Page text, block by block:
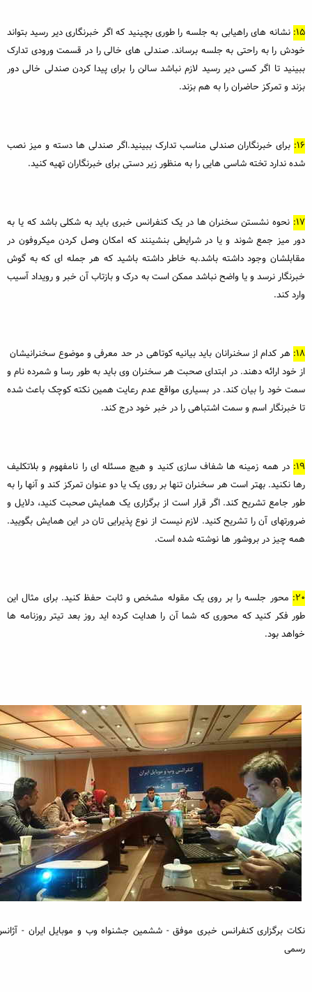
15: نشانه های راهیابی به جلسه را طوری بچینید که اگر خبرنگاری دیر رسید بتواند
خودش را به راحتی به جلسه برساند. صندلی های خالی را در قسمت ورودی تدارک
ببینید تا اگر کسی دیر رسید لازم نباشد سالن را برای پیدا کردن صندلی خالی دور
بزند و تمرکز حاضران را به هم بزند.
16: برای خبرنگاران صندلی مناسب تدارک ببینید.اگر صندلی ها دسته و میز نصب
شده ندارد تخته شاسی هایی را به منظور زیر دستی برای خبرنگاران تهیه کنید.
17: نحوه نشستن سخنران ها در یک کنفرانس خبری باید به شکلی باشد که یا به
دور میز جمع شوند و یا در شرایطی بنشینند که امکان وصل کردن میکروفون در
مقابلشان وجود داشته باشد.به خاطر داشته باشید که هر جمله ای که به گوش
خبرنگار نرسد و یا واضح نباشد ممکن است به درک و بازتاب آن خبر و رویداد آسیب
وارد کند.
18: هر کدام از سخنرانان باید بیانیه کوتاهی در حد معرفی و موضوع سخنرانیشان
از خود ارائه دهند. در ابتدای صحبت هر سخنران وی باید به طور رسا و شمرده نام و
سمت خود را بیان کند. در بسیاری مواقع عدم رعایت همین نکته کوچک باعث شده
تا خبرنگار اسم و سمت اشتباهی را در خبر خود درج کند.
19: در همه زمینه ها شفاف سازی کنید و هیچ مسئله ای را نامفهوم و بلاتکلیف
رها نکنید. بهتر است هر سخنران تنها بر روی یک یا دو عنوان تمرکز کند و آنها را به
طور جامع تشریح کند. اگر قرار است از برگزاری یک همایش صحبت کنید، دلایل و
ضرورتهای آن را تشریح کنید. لازم نیست از نوع پذیرایی تان در این همایش بگویید.
همه چیز در بروشور ها نوشته شده است.
20: محور جلسه را بر روی یک مقوله مشخص و ثابت حفظ کنید. برای مثال این
طور فکر کنید که محوری که شما آن را هدایت کرده اید روز بعد تیتر روزنامه ها
خواهد بود.
نکات برگزاری کنفرانس خبری موفق - ششمین جشنواه وب و موبایل ایران -
رسمی